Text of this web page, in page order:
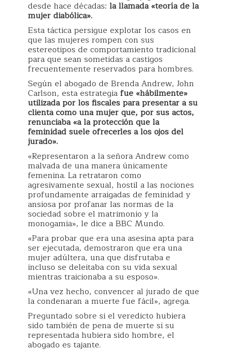
desde hace décadas: la llamada «teoría de la
mujer diabólica».
Esta táctica persigue explotar los casos en
que las mujeres rompen con sus
estereotipos de comportamiento tradicional
para que sean sometidas a castigos
frecuentemente reservados para hombres.
Según el abogado de Brenda Andrew, John
Carlson, esta estrategiafue «hábilmente»
utilizada por los fiscales para presentar a su
clienta como una mujer que, por sus actos,
renunciaba «a la protección que la
feminidad suele ofrecerles a los ojos del
jurado».
«Representaron a la señora Andrew como
malvada de una manera únicamente
femenina. La retrataron como
agresivamente sexual, hostil a las nociones
profundamente arraigadas de feminidad y
ansiosa por profanar las normas de la
sociedad sobre el matrimonio y la
monogamia», le dice a BBC Mundo.
«Para probar que era una asesina apta para
ser ejecutada, demostraron que era una
mujer adúltera, una que disfrutaba e
incluso se deleitaba con su vida sexual
mientras traicionaba a su esposo».
«Una vez hecho, convencer al jurado de que
la condenaran a muerte fue fácil», agrega.
Preguntado sobre si el veredicto hubiera
sido también de pena de muerte si su
representada hubiera sido hombre, el
abogado es tajante.